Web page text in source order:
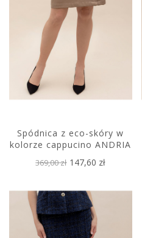
Spódnica z eco-skóry w
kolorze cappucino ANDRIA
369,00 zł 147,60 zł